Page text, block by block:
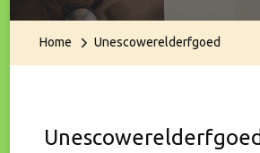
Home Unescowerelderfgoed